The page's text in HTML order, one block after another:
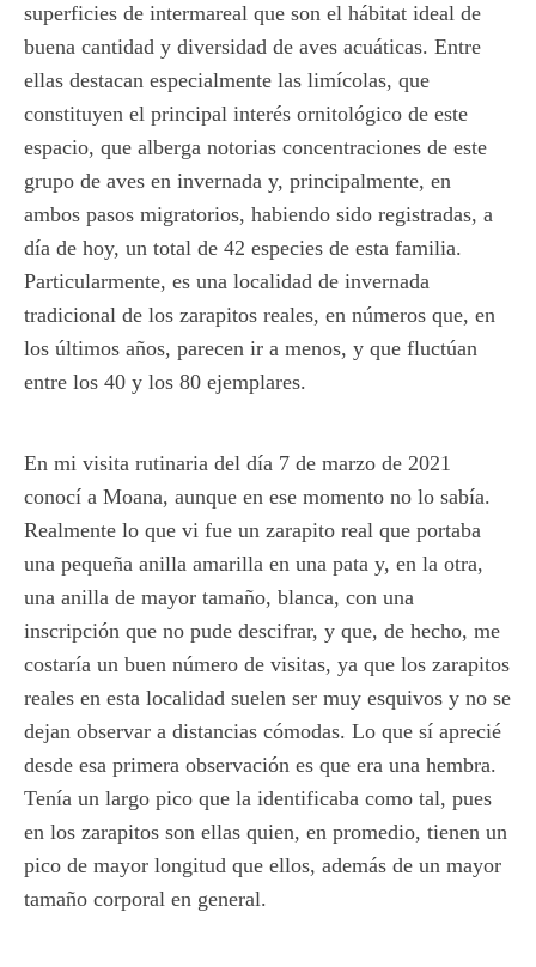
superficies de intermareal que son el hábitat ideal de
buena cantidad y diversidad de aves acuáticas. Entre
ellas destacan especialmente las limícolas, que
constituyen el principal interés ornitológico de este
espacio, que alberga notorias concentraciones de este
grupo de aves en invernada y, principalmente, en
ambos pasos migratorios, habiendo sido registradas, a
día de hoy, un total de 42 especies de esta familia.
Particularmente, es una localidad de invernada
tradicional de los zarapitos reales, en números que, en
los últimos años, parecen ir a menos, y que fluctúan
entre los 40 y los 80 ejemplares.
En mi visita rutinaria del día 7 de marzo de 2021
conocí a Moana, aunque en ese momento no lo sabía.
Realmente lo que vi fue un zarapito real que portaba
una pequeña anilla amarilla en una pata y, en la otra,
una anilla de mayor tamaño, blanca, con una
inscripción que no pude descifrar, y que, de hecho, me
costaría un buen número de visitas, ya que los zarapitos
reales en esta localidad suelen ser muy esquivos y no se
dejan observar a distancias cómodas. Lo que sí aprecié
desde esa primera observación es que era una hembra.
Tenía un largo pico que la identificaba como tal, pues
en los zarapitos son ellas quien, en promedio, tienen un
pico de mayor longitud que ellos, además de un mayor
tamaño corporal en general.